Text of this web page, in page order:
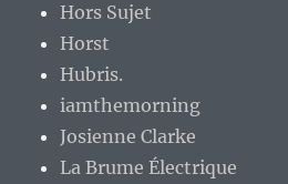
Hors Sujet
Horst
Hubris.
iamthemorning
Josienne Clarke
La Brume Électrique